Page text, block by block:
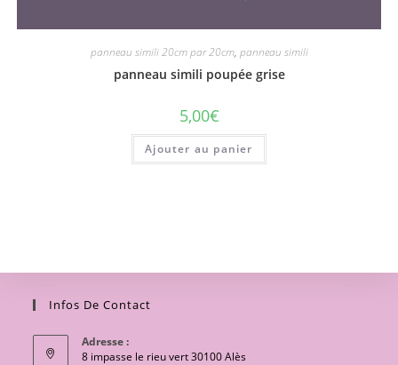
panneau simili 20cm par 20cm, panneau simili
panneau simili poupée grise
5,00€
Ajouter au panier
Infos De Contact
Adresse :
8 impasse le rieu vert 30100 Alès